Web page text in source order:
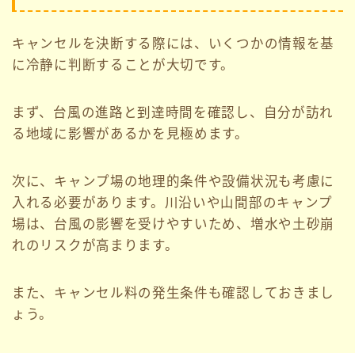
キャンセルを決断する際には、いくつかの情報を基
に冷静に判断することが大切です。
まず、台風の進路と到達時間を確認し、自分が訪れ
る地域に影響があるかを見極めます。
次に、キャンプ場の地理的条件や設備状況も考慮に
入れる必要があります。川沿いや山間部のキャンプ
場は、台風の影響を受けやすいため、増水や土砂崩
れのリスクが高まります。
また、キャンセル料の発生条件も確認しておきまし
ょう。